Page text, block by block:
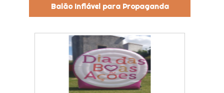
Balão Inflável para Propaganda